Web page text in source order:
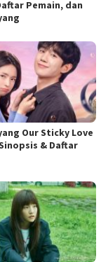
Pemain, dan
Our Sticky Love
& Daftar